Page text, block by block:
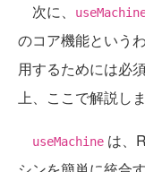
次に、
のコア機能という
用するためには必
上、ここで解説しま
useMachine は、